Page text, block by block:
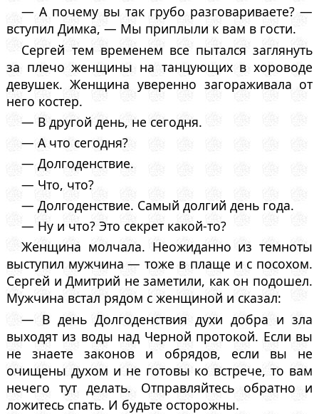
— А почему вы так грубо разговариваете? —
вступил Димка, — Мы приплыли к вам в гости.
Сергей тем временем все пытался заглянуть
за плечо женщины на танцующих в хороводе
девушек. Женщина уверенно загораживала от
него костер.
— В другой день, не сегодня.
— А что сегодня?
— Долгоденствие.
— Что, что?
— Долгоденствие. Самый долгий день года.
— Ну и что? Это секрет какой-то?
Женщина молчала. Неожиданно из темноты
выступил мужчина — тоже в плаще и с посохом.
Сергей и Дмитрий не заметили, как он подошел.
Мужчина встал рядом с женщиной и сказал:
— В день Долгоденствия духи добра и зла
выходят из воды над Черной протокой. Если вы
не знаете законов и обрядов, если вы не
очищены духом и не готовы ко встрече, то вам
нечего тут делать. Отправляйтесь обратно и
ложитесь спать. И будьте осторожны.